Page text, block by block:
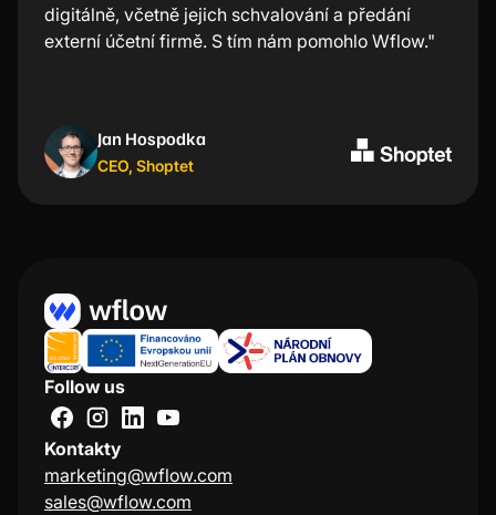
digitálně, včetně jejich schvalování a předání
externí účetní firmě. S tím nám pomohlo Wflow."
Jan Hospodka
CEO, Shoptet
nejrychlejší nástroj na schvalování faktur. Velmi
oceňuji, že nemusím při každé transakci složitě
Kristýna Nejezchlebová
Project manager
Follow us
Kontakty
marketing@wflow.com
sales@wflow.com